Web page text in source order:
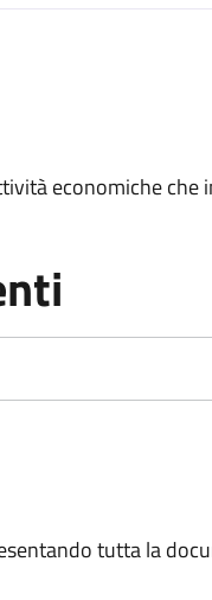
economiche che
tutta la